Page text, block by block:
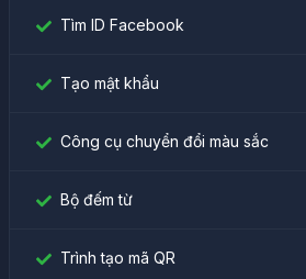
Tìm ID Facebook
Tạo mật khẩu
Công cụ chuyển đổi màu sắc
Bộ đếm từ
Trình tạo mã QR